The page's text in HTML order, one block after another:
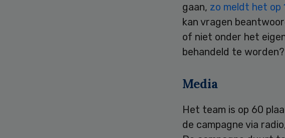
gaan, zo meldt het op
kan vragen
of niet onder het
behandeld te
Media
Het team is op 60
de campagne via